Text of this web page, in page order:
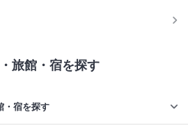
旅館・宿を探す
・宿を探す